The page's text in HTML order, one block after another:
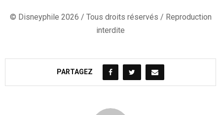
© Disneyphile 2026 / Tous droits réservés / Reproduction
interdite
PARTAGEZ